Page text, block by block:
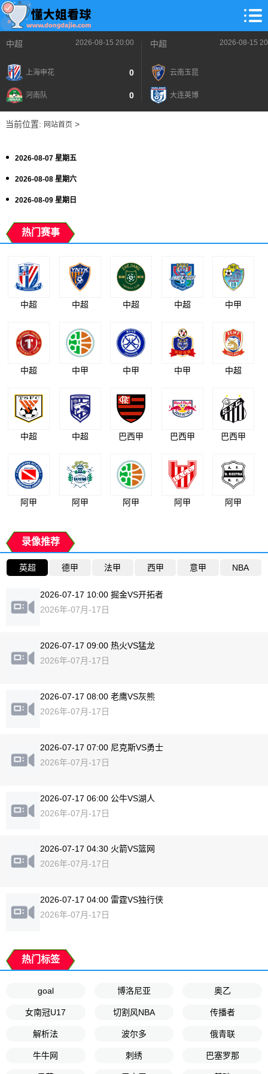
中超 2026-08-15 20:00
上海申花 0
河南队 0
中超 2026-08-15
云南玉昆
大连英博
当前位置: 网站首页>
2026-08-07 星期五
2026-08-08 星期六
2026-08-09 星期日
热门赛事
中超 中超 中超 中超 中甲
中超 中甲 中甲 中甲 中超
中超 中超 巴西甲 巴西甲 巴西甲
阿甲 阿甲 阿甲 阿甲 阿甲
录像推荐
英超 德甲 法甲 西甲 意甲 NBA
2026-07-17 10:00 掘金VS开拓者
2026年-07月-17日
2026-07-17 09:00 热火VS猛龙
2026年-07月-17日
2026-07-17 08:00 老鹰VS灰熊
2026年-07月-17日
2026-07-17 07:00 尼克斯VS勇士
2026年-07月-17日
2026-07-17 06:00 公牛VS湖人
2026年-07月-17日
2026-07-17 04:30 火箭VS篮网
2026年-07月-17日
2026-07-17 04:00 雷霆VS独行侠
2026年-07月-17日
热门标签
goal 博洛尼亚 奥乙
女南冠U17 切割风NBA 传播者
解析法 波尔多 俄青联
牛牛网 刺绣 巴塞罗那